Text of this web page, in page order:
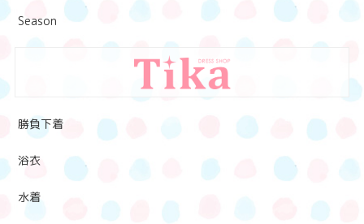
Season
勝負下着
浴衣
水着